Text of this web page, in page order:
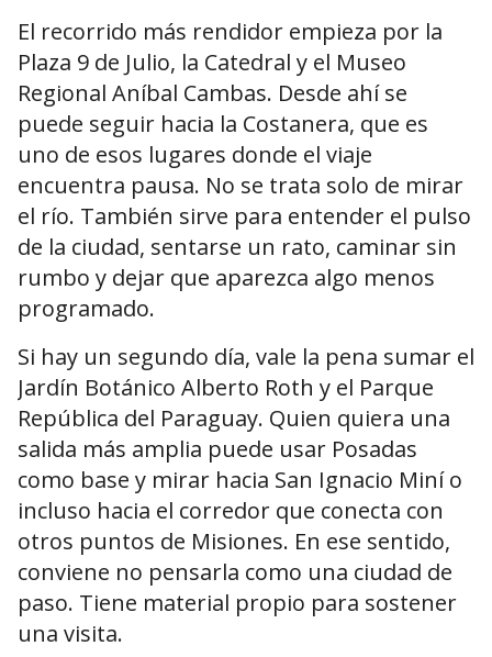
El recorrido más rendidor empieza por la
Plaza 9 de Julio, la Catedral y el Museo
Regional Aníbal Cambas. Desde ahí se
puede seguir hacia la Costanera, que es
uno de esos lugares donde el viaje
encuentra pausa. No se trata solo de mirar
el río. También sirve para entender el pulso
de la ciudad, sentarse un rato, caminar sin
rumbo y dejar que aparezca algo menos
programado.
Si hay un segundo día, vale la pena sumar el
Jardín Botánico Alberto Roth y el Parque
República del Paraguay. Quien quiera una
salida más amplia puede usar Posadas
como base y mirar hacia San Ignacio Miní o
incluso hacia el corredor que conecta con
otros puntos de Misiones. En ese sentido,
conviene no pensarla como una ciudad de
paso. Tiene material propio para sostener
una visita.